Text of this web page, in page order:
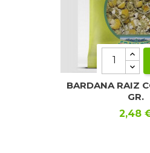
BARDANA RAIZ
GR.
2,48